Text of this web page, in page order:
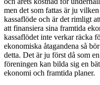
men det som fattas är ju
kassaflöde och är det rimligt
att finansiera sina framtida
kassaflödet inte verkar räcka
ekonomiska åtagandena så
detta. Det är ju först då som
föreningen kan bilda sig en
ekonomi och framtida planer.